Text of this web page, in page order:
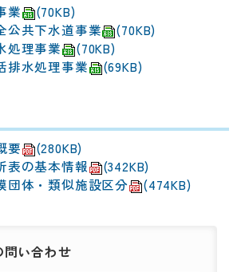
業
(70KB)
公共下水道事業
(70KB)
処理事業
(70KB)
排水処理事業
(69KB)
要
(280KB)
表の基本情報
(342KB)
団体・類似施設区分
(474KB)
問い合わせ